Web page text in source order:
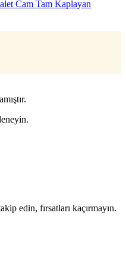
Cam Tam Kaplayan
edin, fırsatları kaçırmayın.